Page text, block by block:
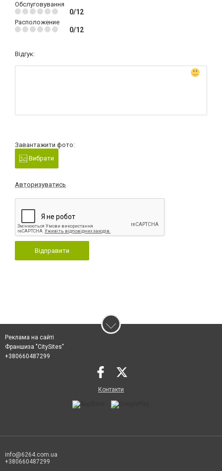
Обслуговування
0/12
Расположение
0/12
Відгук:
Завантажити фото:
Вибрати
Авторизуватись
Відправити
Реклама на сайті
Франшиза "CitySites"
+380660487299
Контакти
info@6264.com.ua
+380660487299